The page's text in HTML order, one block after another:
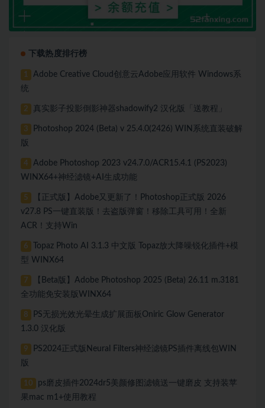
下载热度排行榜
1
Adobe Creative Cloud创意云Adobe应用软件 Windows系
统
2 真实影子投影倒影神器shadowify2 汉化版「送教程」
3
Photoshop 2024 (Beta) v 25.4.0(2426) WIN系统直装破解
版
4
Adobe Photoshop 2023 v24.7.0/ACR15.4.1 (PS2023)
WINX64+神经滤镜+AI生成功能
5
【正式版】Adobe又更新了！Photoshop正式版 2026
v27.8 PS一键直装版！去盗版弹窗！移除工具可用！全新
ACR！支持Win
6
Topaz Photo AI 3.1.3 中文版 Topaz放大降噪锐化插件+模
型 WINX64
7
【Beta版】Adobe Photoshop 2025 (Beta) 26.11 m.3181
全功能免安装版WINX64
8
PS无损光效光晕生成扩展面板Oniric Glow Generator
1.3.0 汉化版
9
PS2024正式版Neural Filters神经滤镜PS插件离线包WIN
版
10
ps磨皮插件2024dr5美颜修图滤镜送一键磨皮 支持装苹
果mac m1+使用教程